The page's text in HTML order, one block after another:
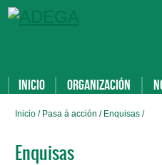
Inicio Organización
Inicio / Pasa á acción / Enquisas /
Enquisas